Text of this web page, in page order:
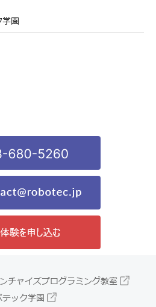
園
チャイズプログラミング教室
テック学園